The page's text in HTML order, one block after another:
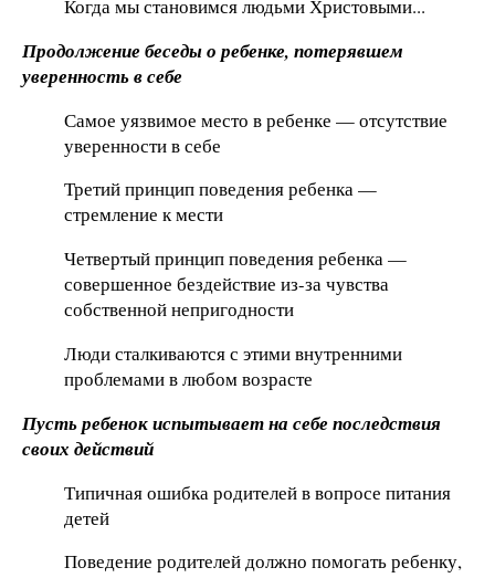
Когда мы становимся людьми Христовыми...
Продолжение беседы о ребенке, потерявшем
уверенность в себе
Самое уязвимое место в ребенке — отсутствие
уверенности в себе
Третий принцип поведения ребенка —
стремление к мести
Четвертый принцип поведения ребенка —
совершенное бездействие из-за чувства
собственной непригодности
Люди сталкиваются с этими внутренними
проблемами в любом возрасте
Пусть ребенок испытывает на себе последствия
своих действий
Типичная ошибка родителей в вопросе питания
детей
Поведение родителей должно помогать ребенку,